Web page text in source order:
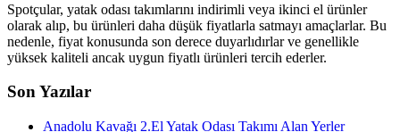
Spotçular, yatak odası takımlarını indirimli veya ikinci el ürünler
olarak alıp, bu ürünleri daha düşük fiyatlarla satmayı amaçlarlar. Bu
nedenle, fiyat konusunda son derece duyarlıdırlar ve genellikle
yüksek kaliteli ancak uygun fiyatlı ürünleri tercih ederler.
Son Yazılar
Anadolu Kavağı 2.El Yatak Odası Takımı Alan Yerler